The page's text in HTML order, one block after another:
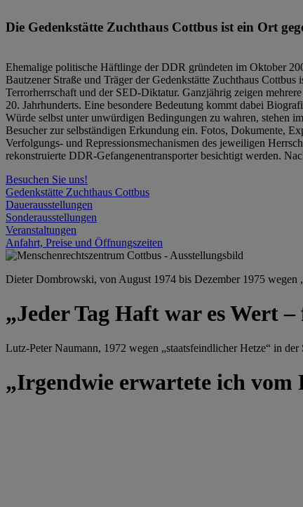
Die Gedenkstätte Zuchthaus Cottbus ist ein Ort
Ehemalige politische Häftlinge der DDR gründeten im Oktober
Bautzener Straße und Träger der Gedenkstätte Zuchthaus
Terrorherrschaft und der SED-Diktatur. Ganzjährig zeigen
20. Jahrhunderts. Eine besondere Bedeutung kommt dabei
Würde selbst unter unwürdigen Bedingungen zu wahren, stehen
Besucher zur selbständigen Erkundung ein. Fotos, Dokumente,
Verfolgungs- und Repressionsmechanismen des jeweiligen
rekonstruierte DDR-Gefangenentransporter besichtigt werden.
Besuchen Sie uns!
Gedenkstätte Zuchthaus Cottbus
Dauerausstellungen
Sonderausstellungen
Veranstaltungen
Anfahrt, Preise und Öffnungszeiten
Dieter Dombrowski, von August 1974 bis Dezember 1975
„Jeder Tag Haft war es Wert
Lutz-Peter Naumann, 1972 wegen „staatsfeindlicher Hetze“ in
„Irgendwie erwartete ich vom